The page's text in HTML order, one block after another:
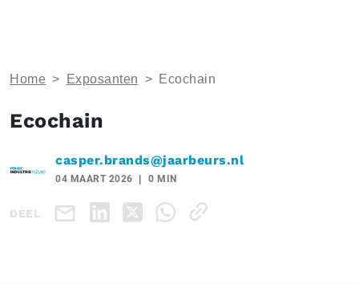
Home > Exposanten > Ecochain
Ecochain
casper.brands@jaarbeurs.nl
04 MAART 2026 0 MIN
DEEL